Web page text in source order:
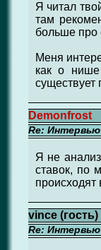
Я читал
там
больше про
Меня
как о нише
существует
Demonfrost
Re:
Я не
ставок, по
vince (гость)
Re: